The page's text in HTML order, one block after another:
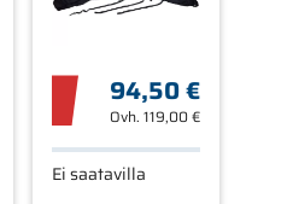
94,50 €
Ovh.119,00 €
Ei saatavilla